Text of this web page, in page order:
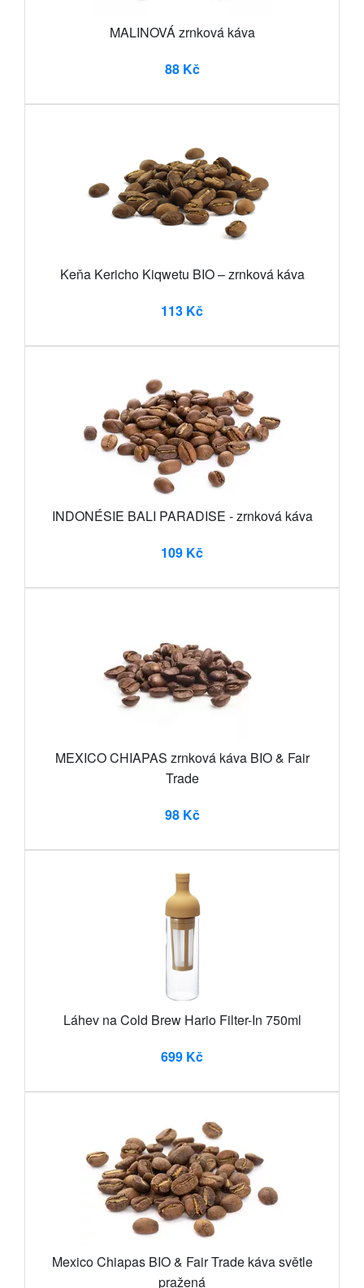
MALINOVÁ zrnková káva
88 Kč
Keňa Kericho Kiqwetu BIO – zrnková káva
113 Kč
INDONÉSIE BALI PARADISE - zrnková káva
109 Kč
MEXICO CHIAPAS zrnková káva BIO & Fair
Trade
98 Kč
Láhev na Cold Brew Hario Filter-In 750ml
699 Kč
Mexico Chiapas BIO & Fair Trade káva světle
pražená